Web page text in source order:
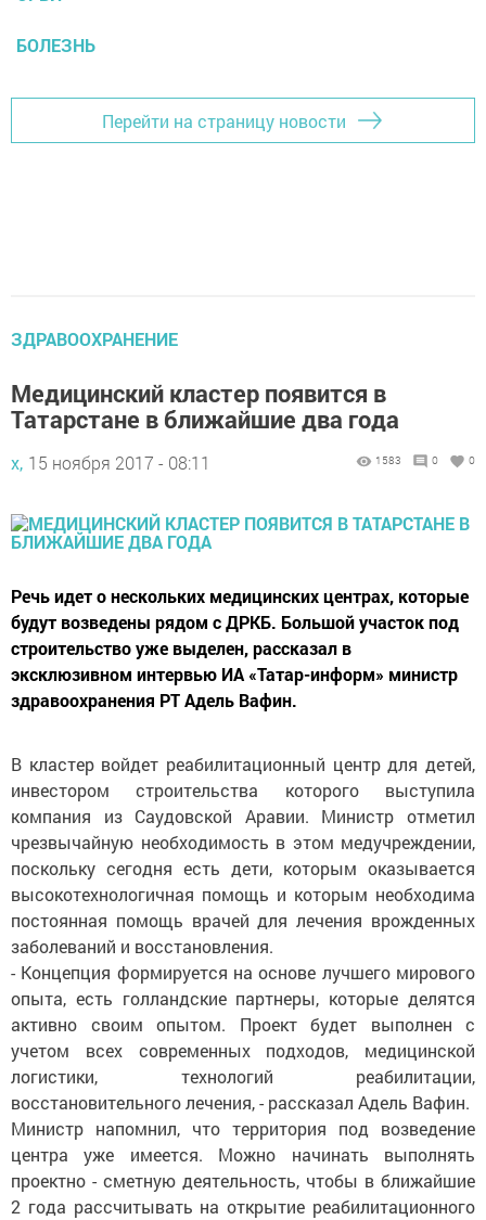
БОЛЕЗНЬ
Перейти на страницу новости
ЗДРАВООХРАНЕНИЕ
Медицинский кластер появится в
Татарстане в ближайшие два года
х, 15 ноября 2017 - 08:11 1583 0 0
Речь идет о нескольких медицинских центрах, которые
будут возведены рядом с ДРКБ. Большой участок под
строительство уже выделен, рассказал в
эксклюзивном интервью ИА «Татар-информ» министр
здравоохранения РТ Адель Вафин.
В кластер войдет реабилитационный центр для детей,
инвестором строительства которого выступила
компания из Саудовской Аравии. Министр отметил
чрезвычайную необходимость в этом медучреждении,
поскольку сегодня есть дети, которым оказывается
высокотехнологичная помощь и которым необходима
постоянная помощь врачей для лечения врожденных
заболеваний и восстановления.
- Концепция формируется на основе лучшего мирового
опыта, есть голландские партнеры, которые делятся
активно своим опытом. Проект будет выполнен с
учетом всех современных подходов, медицинской
логистики, технологий реабилитации,
восстановительного лечения, - рассказал Адель Вафин.
Министр напомнил, что территория под возведение
центра уже имеется. Можно начинать выполнять
проектно - сметную деятельность, чтобы в ближайшие
2 года рассчитывать на открытие реабилитационного